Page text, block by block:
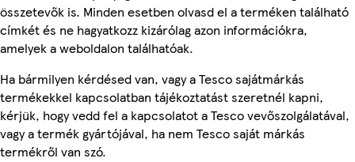
összetevők is. Minden esetben olvasd el a terméken található
címkét és ne hagyatkozz kizárólag azon információkra,
amelyek a weboldalon találhatóak.
Ha bármilyen kérdésed van, vagy a Tesco sajátmárkás
termékekkel kapcsolatban tájékoztatást szeretnél kapni,
kérjük, hogy vedd fel a kapcsolatot a Tesco vevőszolgálatával,
vagy a termék gyártójával, ha nem Tesco saját márkás
termékről van szó.